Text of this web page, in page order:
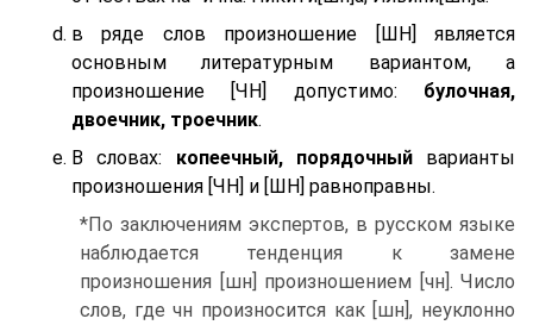
в ряде слов произношение [ШН] является
основным литературным вариантом, а
произношение [ЧН] допустимо: булочная,
двоечник, троечник.
В словах: копеечный, порядочныйварианты
произношения [ЧН] и [ШН] равноправны.
*По заключениям экспертов, в русском языке
наблюдается тенденция к замене
произношения [шн] произношением [чн]. Число
слов, где чн произносится как [шн], неуклонно